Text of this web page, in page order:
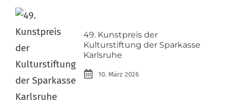
49. Kunstpreis der
Kulturstiftung der Sparkasse
Karlsruhe
10. März 2026